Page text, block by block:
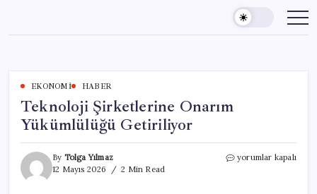
content
EKONOMI HABER
Teknoloji Şirketlerine Onarım
Yükümlülüğü Getiriliyor
By Tolga Yılmaz
12 Mayıs 2026
2 Min Read
Teknoloji
yorumlar kapalı